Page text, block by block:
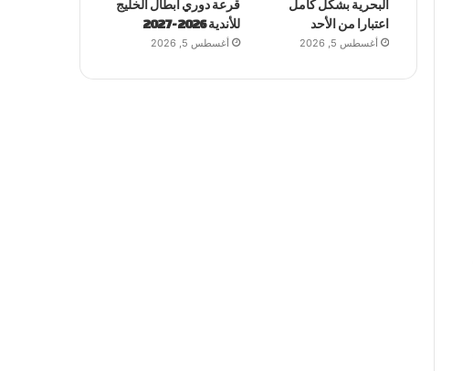
البحرية بشكل كامل
اعتبارا من الأحد
أغسطس 5, 2026
قرعة دوري أبطال الخليج
للأندية 2026-2027
أغسطس 5, 2026